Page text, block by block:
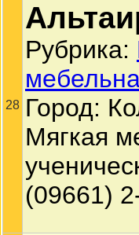
28
Рубрика:
Город:
Мягкая
(09661)